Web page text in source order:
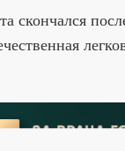
скончался